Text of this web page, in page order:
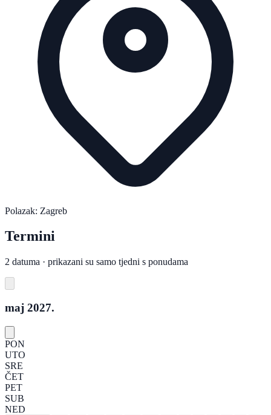
Polazak: Zagreb
Termini
2 datuma · prikazani su samo tjedni s ponudama
maj 2027.
PON
UTO
SRE
ČET
PET
SUB
NED